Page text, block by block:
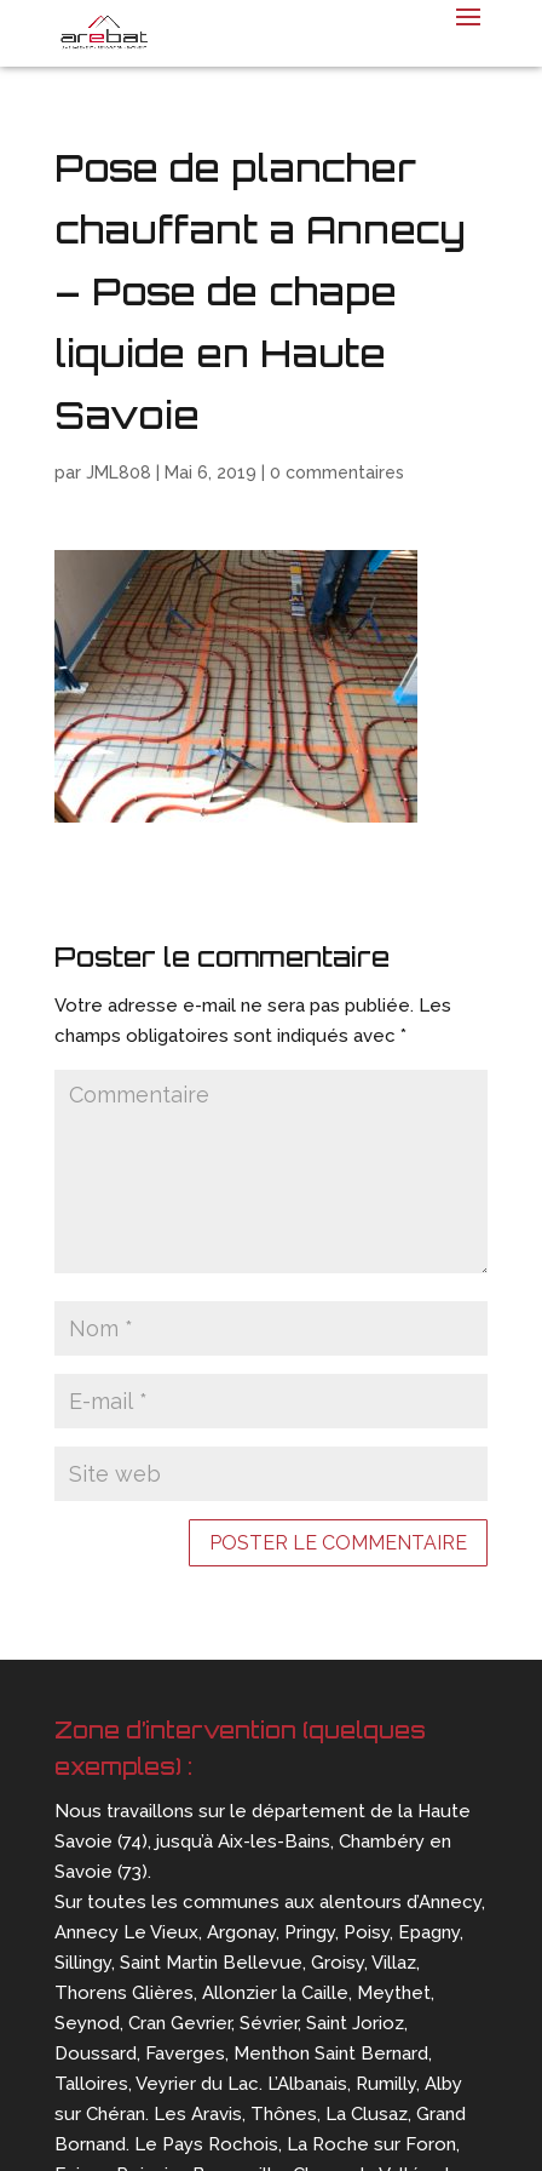
Pose de plancher
chauffant a Annecy
– Pose de chape
liquide en Haute
Savoie
par JML808 Mai 6, 2019 0 commentaires
Poster le commentaire
Votre adresse e-mail ne sera pas publiée. Les
champs obligatoires sont indiqués avec *
Zone d’intervention (quelques
exemples) :
Nous travaillons sur le département de la Haute
Savoie (74), jusqu’à Aix-les-Bains, Chambéry en
Savoie (73).
Sur toutes les communes aux alentours d’Annecy,
Annecy Le Vieux, Argonay, Pringy, Poisy, Epagny,
Sillingy, Saint Martin Bellevue, Groisy, Villaz,
Thorens Glières, Allonzier la Caille, Meythet,
Seynod, Cran Gevrier, Sévrier, Saint Jorioz,
Doussard, Faverges, Menthon Saint Bernard,
Talloires, Veyrier du Lac. L’Albanais, Rumilly, Alby
sur Chéran. Les Aravis, Thônes, La Clusaz, Grand
Bornand. Le Pays Rochois, La Roche sur Foron,